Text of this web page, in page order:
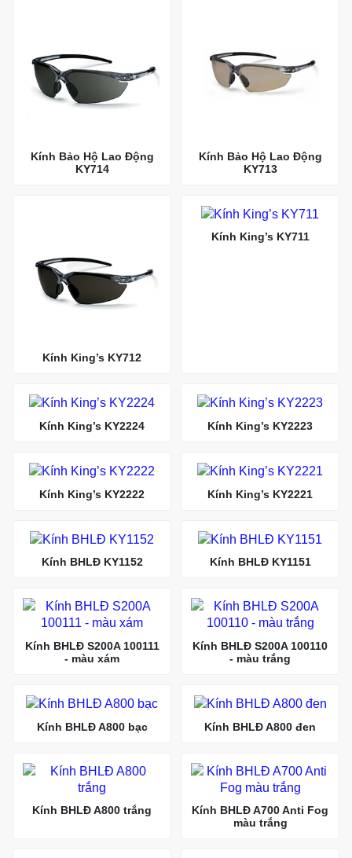
Kính Bảo Hộ Lao Động
KY714
Kính Bảo Hộ Lao Động
KY713
Kính King’s KY712
Kính King’s KY711
Kính King’s KY2224 Kính King’s KY2223
Kính King’s KY2222 Kính King’s KY2221
Kính BHLĐ KY1152 Kính BHLĐ KY1151
Kính BHLĐ S200A 100111
- màu xám
Kính BHLĐ S200A 100110
- màu trắng
Kính BHLĐ A800 bạc Kính BHLĐ A800 đen
Kính BHLĐ A800 trắng
Kính BHLĐ A700 Anti Fog
màu trắng